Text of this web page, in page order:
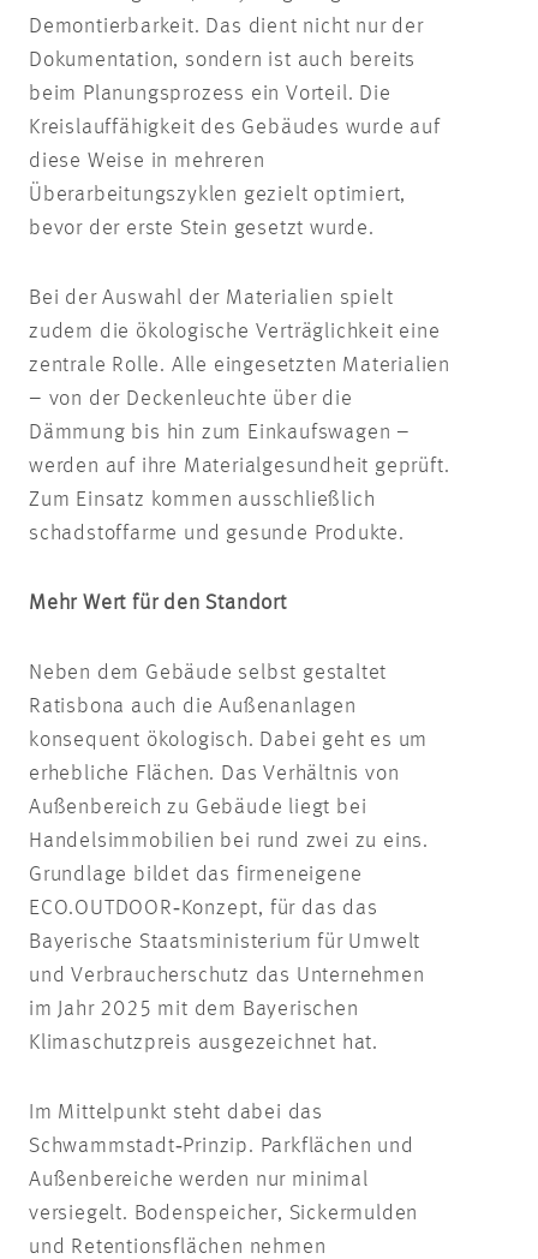
Demontierbarkeit. Das dient nicht nur der
Dokumentation, sondern ist auch bereits
beim Planungsprozess ein Vorteil. Die
Kreislauffähigkeit des Gebäudes wurde auf
diese Weise in mehreren
Überarbeitungszyklen gezielt optimiert,
bevor der erste Stein gesetzt wurde.
Bei der Auswahl der Materialien spielt
zudem die ökologische Verträglichkeit eine
zentrale Rolle. Alle eingesetzten Materialien
– von der Deckenleuchte über die
Dämmung bis hin zum Einkaufswagen –
werden auf ihre Materialgesundheit geprüft.
Zum Einsatz kommen ausschließlich
schadstoffarme und gesunde Produkte.
Mehr Wert für den Standort
Neben dem Gebäude selbst gestaltet
Ratisbona auch die Außenanlagen
konsequent ökologisch. Dabei geht es um
erhebliche Flächen. Das Verhältnis von
Außenbereich zu Gebäude liegt bei
Handelsimmobilien bei rund zwei zu eins.
Grundlage bildet das firmeneigene
ECO.OUTDOOR‑Konzept, für das das
Bayerische Staatsministerium für Umwelt
und Verbraucherschutz das Unternehmen
im Jahr 2025 mit dem Bayerischen
Klimaschutzpreis ausgezeichnet hat.
Im Mittelpunkt steht dabei das
Schwammstadt‑Prinzip. Parkflächen und
Außenbereiche werden nur minimal
versiegelt. Bodenspeicher, Sickermulden
und Retentionsflächen nehmen